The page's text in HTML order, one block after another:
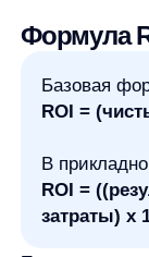
выручку вместо
в расчёте,
Поэтому перед
правила: что